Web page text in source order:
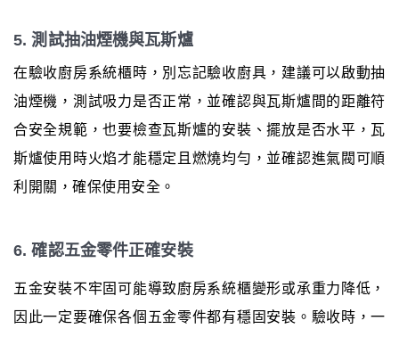
5. 測試抽油煙機與瓦斯爐
在驗收廚房系統櫃時，別忘記驗收廚具，建議可以啟動抽
油煙機，測試吸力是否正常，並確認與瓦斯爐間的距離符
合安全規範，也要檢查瓦斯爐的安裝、擺放是否水平，瓦
斯爐使用時火焰才能穩定且燃燒均勻，並確認進氣閥可順
利開關，確保使用安全。
6. 確認五金零件正確安裝
五金安裝不牢固可能導致廚房系統櫃變形或承重力降低，
因此一定要確保各個五金零件都有穩固安裝。驗收時，一